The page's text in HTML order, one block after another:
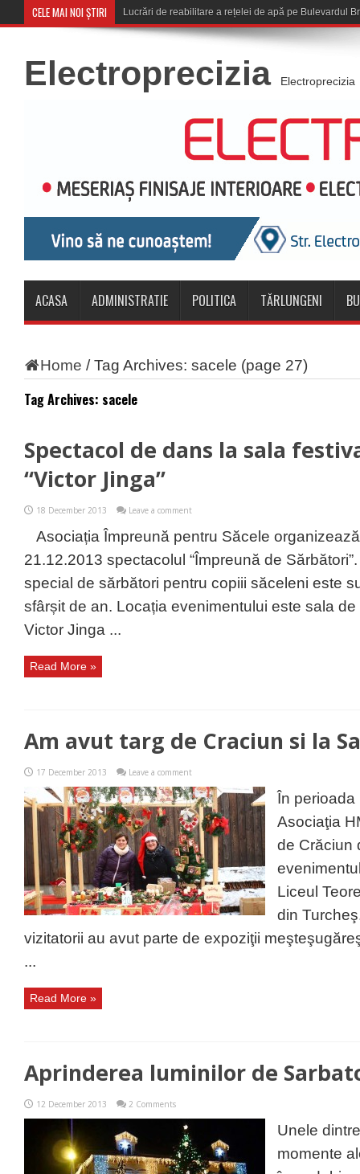
CELE MAI NOI ȘTIRI Corona Brașov se
Electroprecizia Electroprecizia
ACASA ADMINISTRATIE POLITICA TĂRLUNGENI
Home /Tag Archives: sacele (page 27)
Tag Archives: sacele
Spectacol de dans la sala
“Victor Jinga”
18 December 2013 Leave a comment
Asociația Împreună pentru Săcele
21.12.2013 spectacolul “Împreună de
special de sărbători pentru copiii săceleni este
sfârșit de an. Locația evenimentului este sala
Victor Jinga ...
Read More »
Am avut targ de Craciun si la
17 December 2013 Leave a comment
În perioada
Asociaţia
de Crăciun
Liceul
din
vizitatorii au avut parte de expoziţii
...
Read More »
Aprinderea luminilor de
12 December 2013 2 Comments
Unele
momente